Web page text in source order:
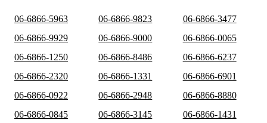
06-6866-5963 06-6866-9823
06-6866-3477
06-6866-9929
06-6866-9000
06-6866-0065
06-6866-1250
06-6866-8486
06-6866-6237
06-6866-2320
06-6866-1331
06-6866-6901
06-6866-0922
06-6866-2948
06-6866-8880
06-6866-0845
06-6866-3145
06-6866-1431